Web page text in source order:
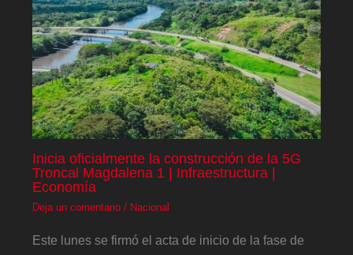
Inicia oficialmente la construcción de la 5G
Troncal Magdalena 1 | Infraestructura |
Economía
Deja un comentario / Nacional
Este lunes se firmó el acta de inicio de la fase de